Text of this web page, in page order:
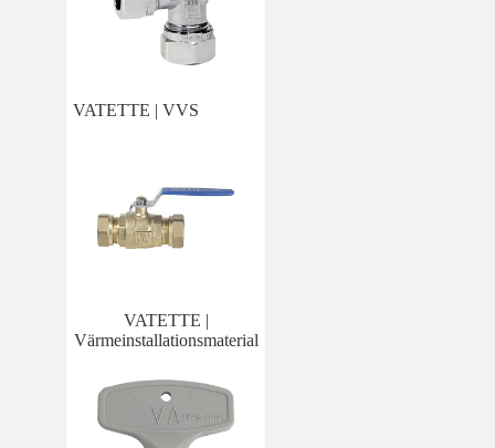
VATETTE | VVS
VATETTE |
Värmeinstallationsmaterial